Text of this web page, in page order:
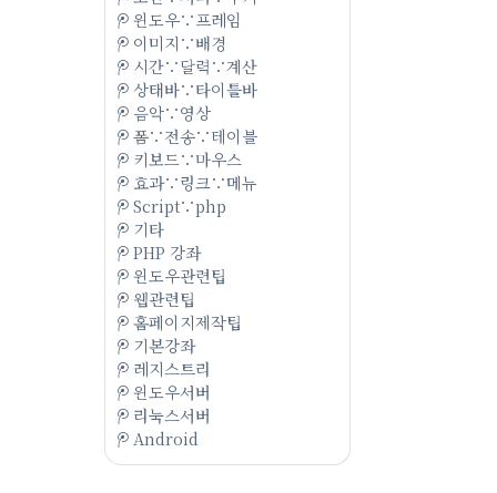
윈도우∵프레임
이미지∵배경
시간∵달력∵계산
상태바∵타이틀바
음악∵영상
폼∵전송∵테이블
키보드∵마우스
효과∵링크∵메뉴
Script∵php
기타
PHP 강좌
윈도우관련팁
웹관련팁
홈페이지제작팁
기본강좌
레지스트리
윈도우서버
리눅스서버
Android